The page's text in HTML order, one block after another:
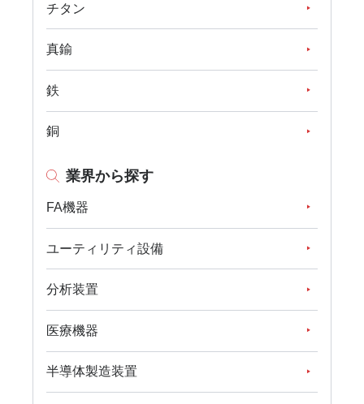
チタン
真鍮
鉄
銅
業界から探す
FA機器
ユーティリティ設備
分析装置
医療機器
半導体製造装置